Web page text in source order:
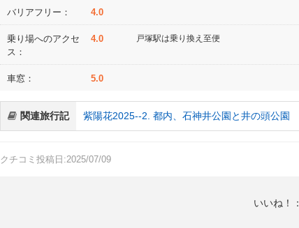
バリアフリー： 4.0
乗り場へのアクセ
ス：
4.0 戸塚駅は乗り換え至便
車窓： 5.0
関連旅行記 紫陽花2025--2. 都内、石神井公園と井の頭公園
クチコミ投稿日:2025/07/09
いいね！：